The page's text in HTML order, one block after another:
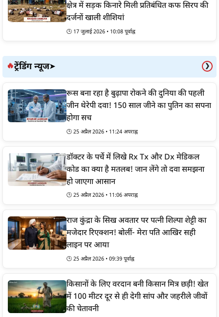
क्षेत्र में सड़क किनारे मिली प्रतिबंधित कफ सिरप की
दर्जनों खाली शीशियां
🕒 17 जुलाई 2026 • 10:08 पूर्वाह्न
🔥ट्रेंडिंग न्यूज➤ ❯
रूस बना रहा है बुढ़ापा रोकने की दुनिया की पहली
जीन थेरेपी दवा! 150 साल जीने का पुतिन का सपना
होगा सच
🕒 25 अप्रैल 2026 • 11:24 अपराह्न
डॉक्टर के पर्चे में लिखे Rx Tx और Dx मेडिकल
कोड का क्या है मतलब! जान लेंगे तो दवा समझना
हो जाएगा आसान
🕒 25 अप्रैल 2026 • 11:06 अपराह्न
राज कुंद्रा के सिख अवतार पर पत्नी शिल्पा शेट्टी का
मजेदार रिएक्शन! बोलीं- मेरा पति आखिर सही
लाइन पर आया
🕒 25 अप्रैल 2026 • 09:39 पूर्वाह्न
किसानों के लिए वरदान बनी किसान मित्र छड़ी! खेत
में 100 मीटर दूर से ही देगी सांप और जहरीले जीवों
की चेतावनी